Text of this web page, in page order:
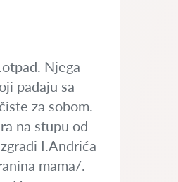
Njega
padaju sa
za sobom.
na stupu od
I.Andrića
mama/.